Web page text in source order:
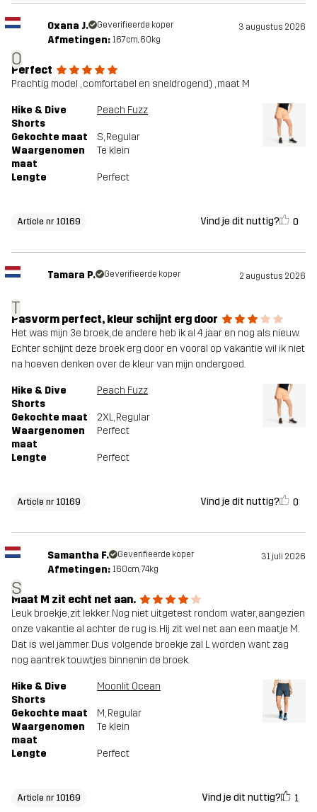
O
Oxana J. Geverifieerde koper 3 augustus 2026
Afmetingen: 167cm, 60kg
Perfect
Prachtig model , comfortabel en sneldrogend) , maat M
Hike & Dive
Shorts
Peach Fuzz
Gekochte maat S, Regular
Waargenomen
maat
Te klein
Lengte Perfect
Article nr 10169 Vind je dit nuttig? 0
T
Tamara P. Geverifieerde koper 2 augustus 2026
Pasvorm perfect, kleur schijnt erg door
Het was mijn 3e broek, de andere heb ik al 4 jaar en nog als nieuw.
Echter schijnt deze broek erg door en vooral op vakantie wil ik niet
na hoeven denken over de kleur van mijn ondergoed.
Hike & Dive
Shorts
Peach Fuzz
Gekochte maat 2XL, Regular
Waargenomen
maat
Perfect
Lengte Perfect
Article nr 10169 Vind je dit nuttig? 0
S
Samantha F. Geverifieerde koper 31 juli 2026
Afmetingen: 160cm, 74kg
Maat M zit echt net aan.
Leuk broekje, zit lekker. Nog niet uitgetest rondom water, aangezien
onze vakantie al achter de rug is. Hij zit wel net aan een maatje M.
Dat is wel jammer. Dus volgende broekje zal L worden want zag
nog aantrek touwtjes binnenin de broek.
Hike & Dive
Shorts
Moonlit Ocean
Gekochte maat M, Regular
Waargenomen
maat
Te klein
Lengte Perfect
Article nr 10169 Vind je dit nuttig? 1